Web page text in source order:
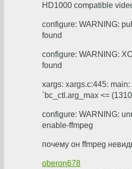
HD1000 compatible
configure: WARNING:
found
configure: WARNING:
found
xargs: xargs.c:445: main:
`bc_ctl.arg_max <=
configure: WARNING:
enable-ffmpeg
почему он ffmpeg
oberon678